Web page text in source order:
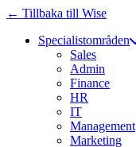
← Tillbaka till Wise
Specialistområden
Sales
Admin
Finance
HR
IT
Management
Marketing